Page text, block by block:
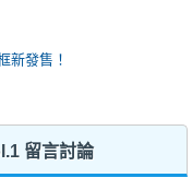
新發售！
留言討論